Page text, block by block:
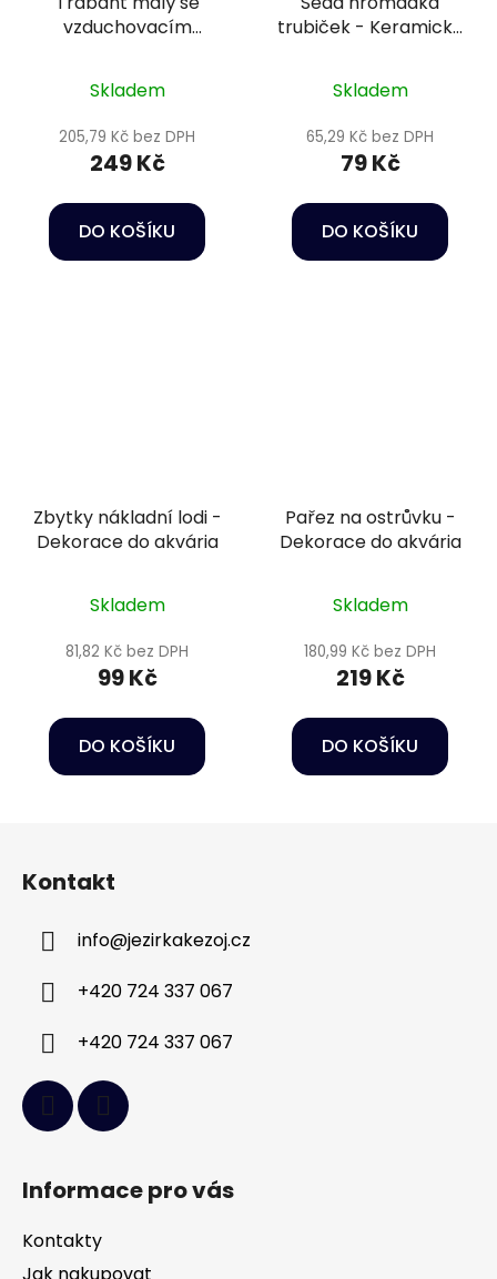
vzduchovacím
Skladem
205,79 Kč bez DPH
249 Kč
DO KOŠÍKU
trubiček - Keramická
Skladem
65,29 Kč bez DPH
79 Kč
DO KOŠÍKU
Zbytky nákladní lodi -
Dekorace do akvária
Skladem
81,82 Kč bez DPH
99 Kč
DO KOŠÍKU
Pařez na ostrůvku -
Dekorace do akvária
Skladem
180,99 Kč bez DPH
219 Kč
DO KOŠÍKU
Kontakt
info@jezirkakezoj.cz
+420 724 337 067
+420 724 337 067
Informace pro vás
Kontakty
Jak nakupovat